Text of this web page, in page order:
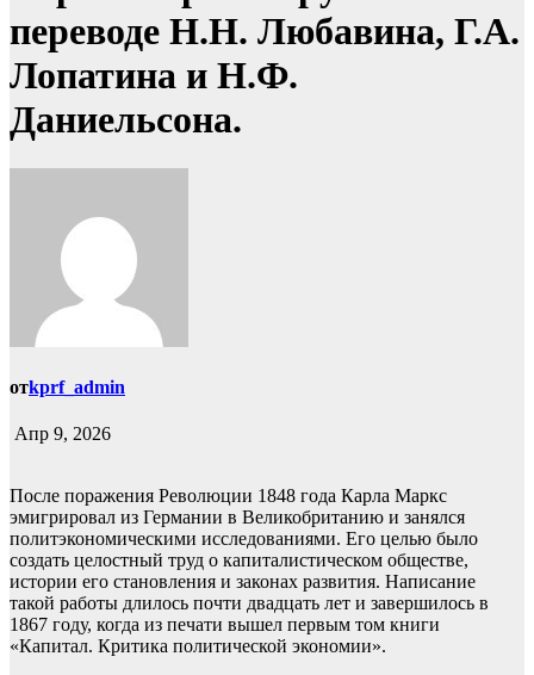
переводе Н.Н. Любавина, Г.А.
Лопатина и Н.Ф.
Даниельсона.
отkprf_admin
Апр 9, 2026
После поражения Революции 1848 года Карла Маркс
эмигрировал из Германии в Великобританию и занялся
политэкономическими исследованиями. Его целью было
создать целостный труд о капиталистическом обществе,
истории его становления и законах развития. Написание
такой работы длилось почти двадцать лет и завершилось в
1867 году, когда из печати вышел первым том книги
«Капитал. Критика политической экономии».